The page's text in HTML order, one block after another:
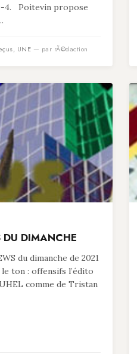
4. Poitevin propose
, UNE — par rÃ©daction
DIMANCHE
du dimanche de 2021
le ton : offensifs l’édito
comme de Tristan